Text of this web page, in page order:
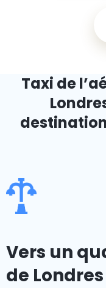
Taxi de
Vers un
de Londres